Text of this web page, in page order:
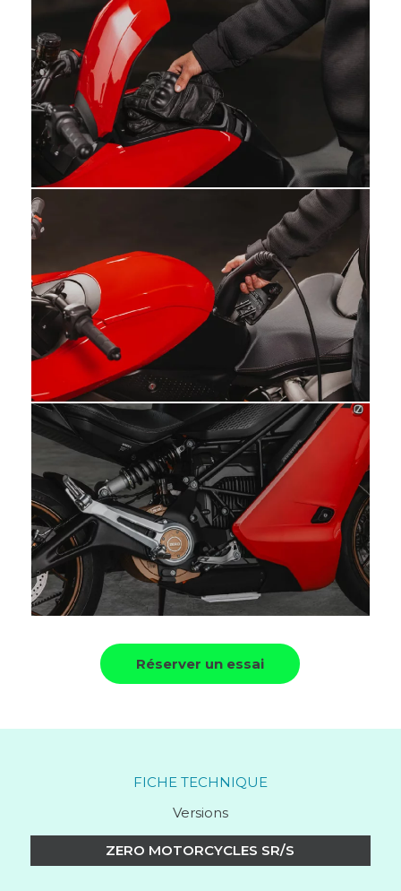
Réserver un essai
FICHE TECHNIQUE
Versions
ZERO MOTORCYCLES SR/S